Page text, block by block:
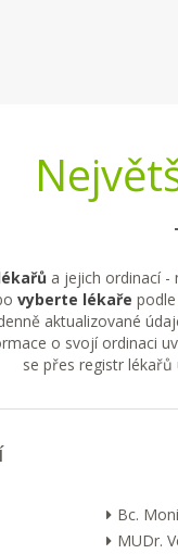
a jejich ordinací -
vyberte lékaře
aktualizované
o svojí ordinaci
se přes registr
Bc.
MUDr.